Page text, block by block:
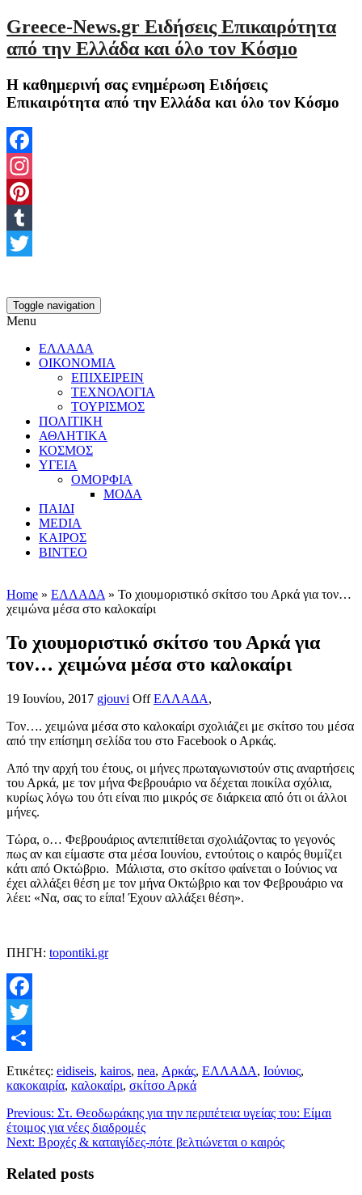
Greece-News.gr Ειδήσεις Επικαιρότητα
από την Ελλάδα και όλο τον Κόσμο
Η καθημερινή σας ενημέρωση Ειδήσεις
Επικαιρότητα από την Ελλάδα και όλο τον Κόσμο
Facebook
Instagram
Pinterest
Tumblr
Toggle navigation
Menu
ΕΛΛΑΔΑ
ΟΙΚΟΝΟΜΙΑ
ΕΠΙΧΕΙΡΕΙΝ
ΤΕΧΝΟΛΟΓΙΑ
ΤΟΥΡΙΣΜΟΣ
ΠΟΛΙΤΙΚΗ
ΑΘΛΗΤΙΚΑ
ΚΟΣΜΟΣ
ΥΓΕΙΑ
ΟΜΟΡΦΙΑ
ΜΟΔΑ
ΠΑΙΔΙ
MEDIA
ΚΑΙΡΟΣ
ΒΙΝΤΕΟ
Home » ΕΛΛΑΔΑ » Το χιουμοριστικό σκίτσο του Αρκά για τον…
χειμώνα μέσα στο καλοκαίρι
Το χιουμοριστικό σκίτσο του Αρκά για
τον… χειμώνα μέσα στο καλοκαίρι
19 Ιουνίου, 2017 gjouvi Off ΕΛΛΑΔΑ,
Τον…. χειμώνα μέσα στο καλοκαίρι σχολιάζει με σκίτσο του μέσα
από την επίσημη σελίδα του στο Facebook ο Αρκάς.
Από την αρχή του έτους, οι μήνες πρωταγωνιστούν στις αναρτήσεις
του Αρκά, με τον μήνα Φεβρουάριο να δέχεται ποικίλα σχόλια,
κυρίως λόγω του ότι είναι πιο μικρός σε διάρκεια από ότι οι άλλοι
μήνες.
Τώρα, ο… Φεβρουάριος αντεπιτίθεται σχολιάζοντας το γεγονός
πως αν και είμαστε στα μέσα Ιουνίου, εντούτοις ο καιρός θυμίζει
κάτι από Οκτώβριο. Μάλιστα, στο σκίτσο φαίνεται ο Ιούνιος να
έχει αλλάξει θέση με τον μήνα Οκτώβριο και τον Φεβρουάριο να
λέει: «Να, σας το είπα! Έχουν αλλάξει θέση».
ΠΗΓΗ: topontiki.gr
Facebook
Twitter
Μοιραστείτε
Ετικέτες: eidiseis, kairos, nea, Αρκάς, ΕΛΛΑΔΑ, Ιούνιος,
κακοκαιρία, καλοκαίρι, σκίτσο Αρκά
Previous: Στ. Θεοδωράκης για την περιπέτεια υγείας του: Είμαι
έτοιμος για νέες διαδρομές
Next: Bροχές & καταιγίδες-πότε βελτιώνεται ο καιρός
Related posts